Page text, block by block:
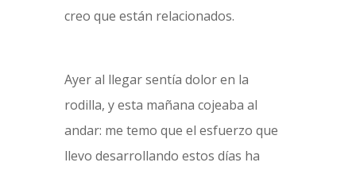
creo que están relacionados.
Ayer al llegar sentía dolor en la
rodilla, y esta mañana cojeaba al
andar: me temo que el esfuerzo que
llevo desarrollando estos días ha